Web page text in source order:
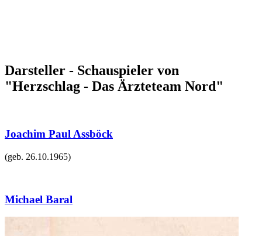
Darsteller - Schauspieler von
"Herzschlag - Das Ärzteteam Nord"
Joachim Paul Assböck
(geb. 26.10.1965)
Michael Baral